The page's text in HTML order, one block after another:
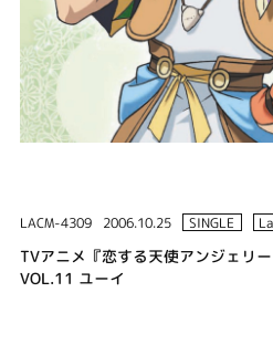
LACM-4309 2006.10.25 SINGLE
TVアニメ『恋する天使アンジェリ
VOL.11 ユーイ